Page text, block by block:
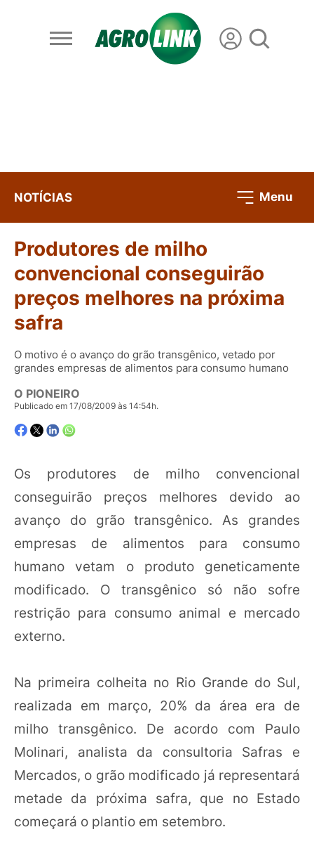
NOTÍCIAS Menu
Produtores de milho
convencional conseguirão
preços melhores na próxima
safra
O motivo é o avanço do grão transgênico, vetado por
grandes empresas de alimentos para consumo humano
O PIONEIRO
Publicado em 17/08/2009 às 14:54h.
Os produtores de milho convencional
conseguirão preços melhores devido ao
avanço do grão transgênico. As grandes
empresas de alimentos para consumo
humano vetam o produto geneticamente
modificado. O transgênico só não sofre
restrição para consumo animal e mercado
externo.
Na primeira colheita no Rio Grande do Sul,
realizada em março, 20% da área era de
milho transgênico. De acordo com Paulo
Molinari, analista da consultoria Safras e
Mercados, o grão modificado já representará
metade da próxima safra, que no Estado
começará o plantio em setembro.